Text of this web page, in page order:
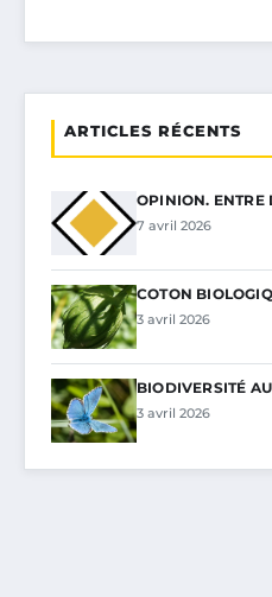
ARTICLES RÉCENTS
OPINION. ENTRE
7 avril 2026
COTON
3 avril 2026
BIODIVERSITÉ
3 avril 2026